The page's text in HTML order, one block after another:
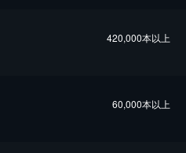
420,000本以上
60,000本以上